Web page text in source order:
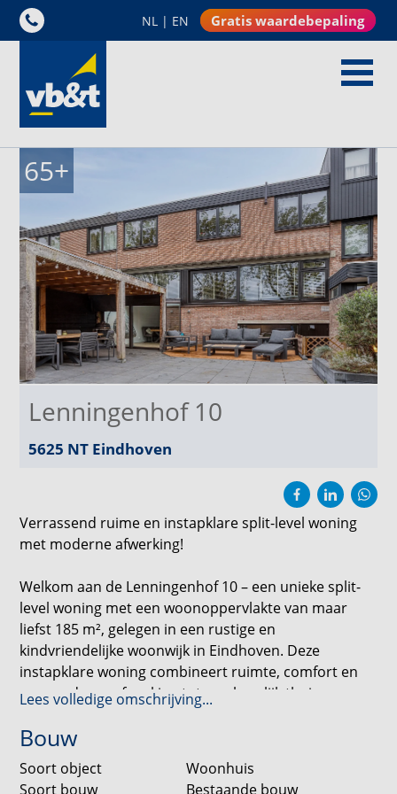
NL | EN Gratis waardebepaling
65+
Lenningenhof 10
5625 NT Eindhoven
Verrassend ruime en instapklare split-level woning
met moderne afwerking!
Welkom aan de Lenningenhof 10 – een unieke split-
level woning met een woonoppervlakte van maar
liefst 185 m², gelegen in een rustige en
kindvriendelijke woonwijk in Eindhoven. Deze
instapklare woning combineert ruimte, comfort en
een moderne afwerking tot een heerlijk thuis voor
het hele gezin.
- Energielabel A
Lees volledige omschrijving...
Bouw
Soort object
Woonhuis
Soort bouw
Bestaande bouw